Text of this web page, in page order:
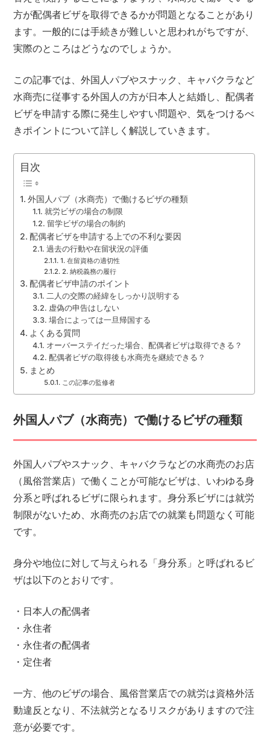
方が配偶者ビザを取得できるかが問題となることがあり
ます。一般的には手続きが難しいと思われがちですが、
実際のところはどうなのでしょうか。
この記事では、外国人パブやスナック、キャバクラなど
水商売に従事する外国人の方が日本人と結婚し、配偶者
ビザを申請する際に発生しやすい問題や、気をつけるべ
きポイントについて詳しく解説していきます。
目次
外国人パブ（水商売）で働けるビザの種類
就労ビザの場合の制限
留学ビザの場合の制約
配偶者ビザを申請する上での不利な要因
過去の行動や在留状況の評価
1. 在留資格の適切性
2. 納税義務の履行
配偶者ビザ申請のポイント
二人の交際の経緯をしっかり説明する
虚偽の申告はしない
場合によっては一旦帰国する
よくある質問
オーバーステイだった場合、配偶者ビザは取得できる？
配偶者ビザの取得後も水商売を継続できる？
まとめ
この記事の監修者
外国人パブ（水商売）で働けるビザの種類
外国人パブやスナック、キャバクラなどの水商売のお店
（風俗営業店）で働くことが可能なビザは、いわゆる身
分系と呼ばれるビザに限られます。身分系ビザには就労
制限がないため、水商売のお店での就業も問題なく可能
です。
身分や地位に対して与えられる「身分系」と呼ばれるビ
ザは以下のとおりです。
・日本人の配偶者
・永住者
・永住者の配偶者
・定住者
一方、他のビザの場合、風俗営業店での就労は資格外活
動違反となり、不法就労となるリスクがありますので注
意が必要です。